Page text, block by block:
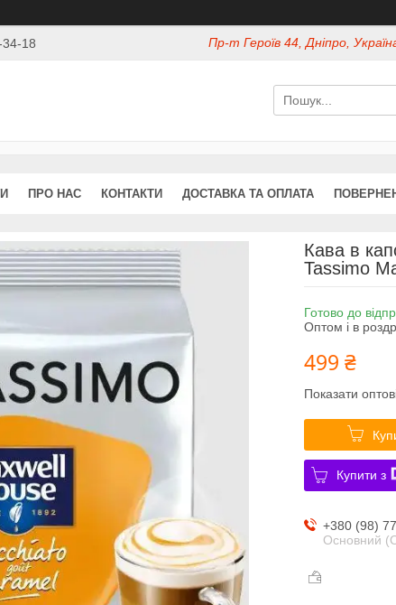
18 Пр-т Героїв 44, Дніпро,
ПРО НАС КОНТАКТИ ДОСТАВКА ТА ОПЛАТА
Кава в
Tassimo
Готово до
Оптом і в
499 ₴
Показати
Купити з
+380 (98)
Основний